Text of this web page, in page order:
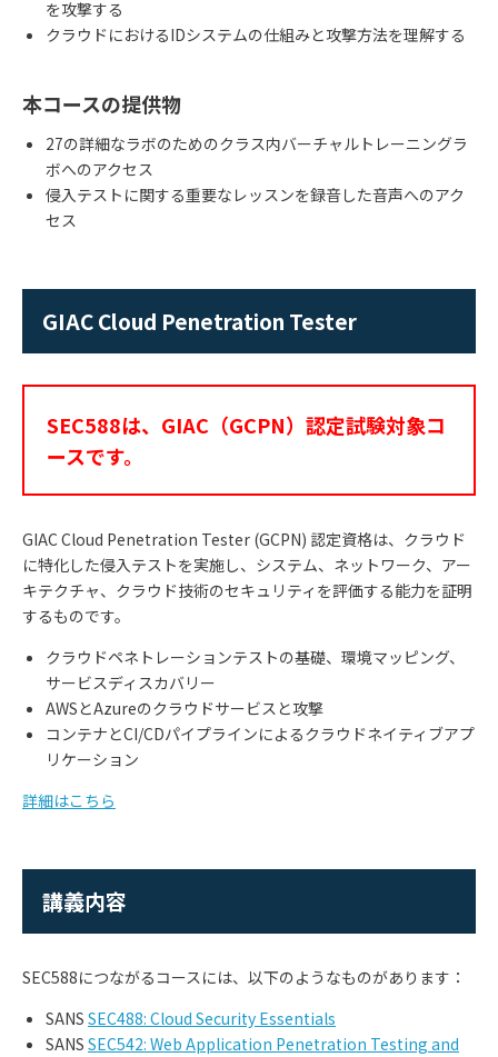
を攻撃する
クラウドにおけるIDシステムの仕組みと攻撃方法を理解する
本コースの提供物
27の詳細なラボのためのクラス内バーチャルトレーニングラ
ボへのアクセス
侵入テストに関する重要なレッスンを録音した音声へのアク
セス
GIAC Cloud Penetration Tester
SEC588は、GIAC（GCPN）認定試験対象コ
ースです。
GIAC Cloud Penetration Tester (GCPN) 認定資格は、クラウド
に特化した侵入テストを実施し、システム、ネットワーク、アー
キテクチャ、クラウド技術のセキュリティを評価する能力を証明
するものです。
クラウドペネトレーションテストの基礎、環境マッピング、
サービスディスカバリー
AWSとAzureのクラウドサービスと攻撃
コンテナとCI/CDパイプラインによるクラウドネイティブアプ
リケーション
詳細はこちら
講義内容
SEC588につながるコースには、以下のようなものがあります：
SANS SEC488: Cloud Security Essentials
SANS SEC542: Web Application Penetration Testing and